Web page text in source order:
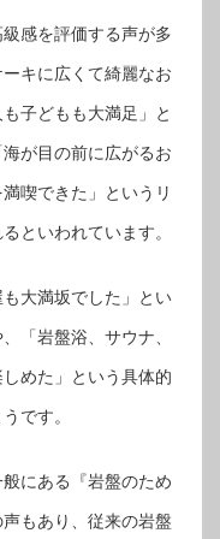
感を評価する声が多
キに広くて綺麗なお
子どもも大満足」と
が目の前に広がるお
喫できた」というリ
といわれています。
大満坂でした」とい
「岩盤浴、サウナ、
めた」という具体的
です。
にある『岩盤のため
もあり、従来の岩盤